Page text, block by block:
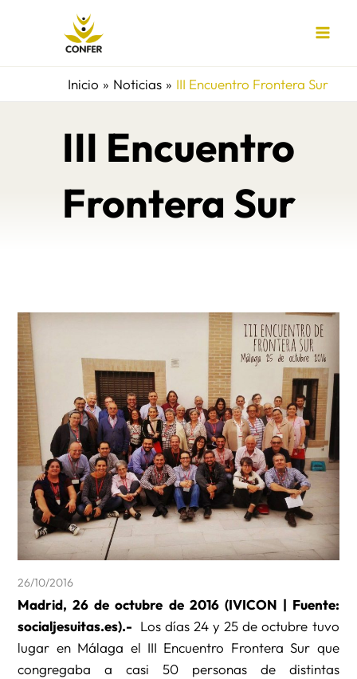
Inicio
Noticias III Encuentro Frontera Sur
III Encuentro
Frontera Sur
26/10/2016
Madrid, 26 de octubre de 2016 (IVICON | Fuente:
socialjesuitas.es).- Los días 24 y 25 de octubre tuvo
lugar en Málaga el III Encuentro Frontera Sur que
congregaba a casi 50 personas de distintas